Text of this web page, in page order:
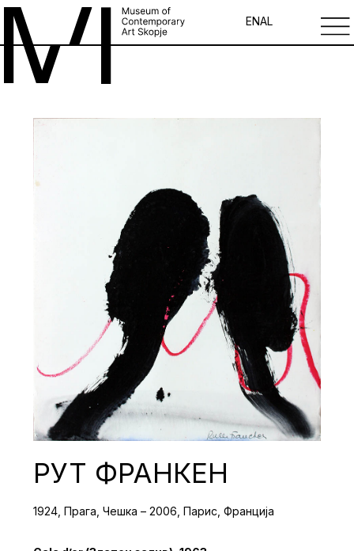
ENAL
РУТ ФРАНКЕН
1924, Прага, Чешка – 2006, Парис, Франција